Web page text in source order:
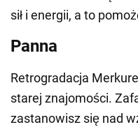
sił i energii, a to
Panna
Retrogradacja
starej znajomości.
zastanowisz się nad